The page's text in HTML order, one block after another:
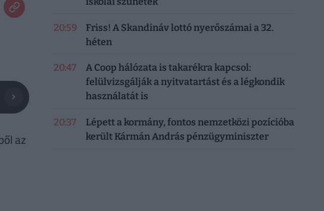
az
20:59
Friss! A Skandináv lottó nyerőszámai a 32.
héten
20:47
A Coop hálózata is takarékra kapcsol:
felülvizsgálják a nyitvatartást és a légkondik
használatát is
20:37
Lépett a kormány, fontos nemzetközi pozícióba
került Kármán András pénzügyminiszter